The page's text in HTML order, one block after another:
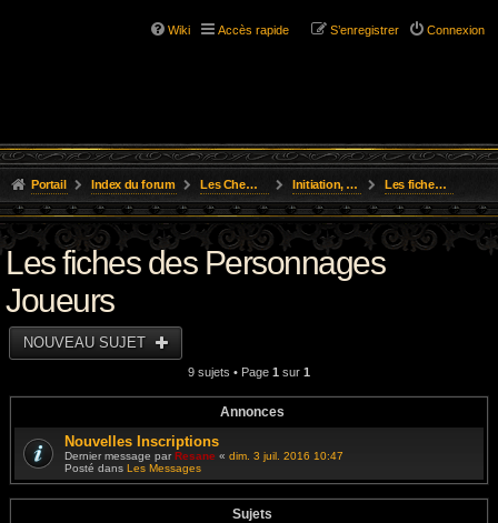
Wiki Accès rapide Connexion
S’enregistrer
Portail Index du forum Les Chemins de L'Aventure Initiation, Scénarios Courts Les fiches des Personnages Joueurs
Les fiches des Personnages
Joueurs
NOUVEAU SUJET
9 sujets • Page 1 sur 1
Annonces
Nouvelles Inscriptions
Dernier message parResane « dim. 3 juil. 2016 10:47
Posté dans Les Messages
Sujets